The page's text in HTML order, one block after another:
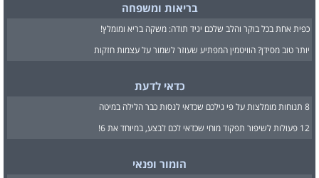
בריאות ומשפחה
כפית אחת בכל בוקר והלב שלכם יגיד תודה: משקה בריא ומומלץ!
יותר טוב מסידן? הוויטמין המפתיע שעוזר לשמור על עצמות חזקות
כדאי לדעת
8 תנוחות מומלצות על פי גילכם שכדאי לנסות כבר הלילה במיטה
12 פעולות לשיפור תפקוד מוחי שכדאי לכם לבצע, במיוחד את 6!
הומור ופנאי